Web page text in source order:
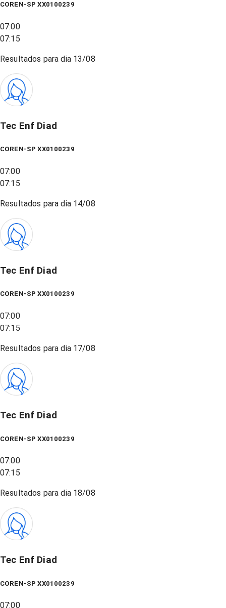
COREN-SP XX0100239
07:00
07:15
Resultados para dia 13/08
Tec Enf Diad
COREN-SP XX0100239
07:00
07:15
Resultados para dia 14/08
Tec Enf Diad
COREN-SP XX0100239
07:00
07:15
Resultados para dia 17/08
Tec Enf Diad
COREN-SP XX0100239
07:00
07:15
Resultados para dia 18/08
Tec Enf Diad
COREN-SP XX0100239
07:00